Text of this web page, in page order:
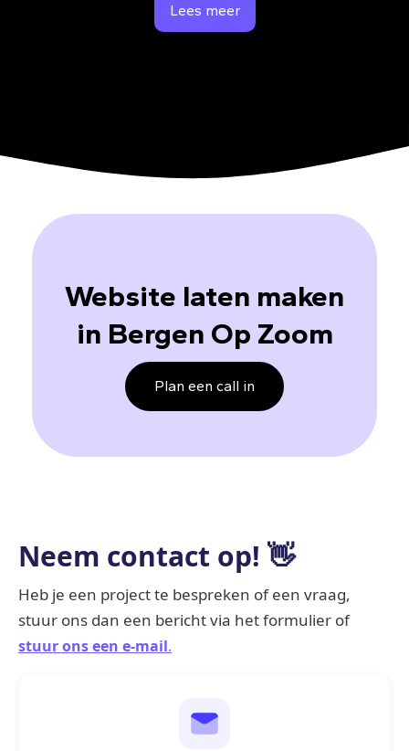
Lees meer
Website laten maken
in Bergen Op Zoom
Plan een call in
Neem contact op! 👋
Heb je een project te bespreken of een vraag,
stuur ons dan een bericht via het formulier of
stuur ons een e-mail.